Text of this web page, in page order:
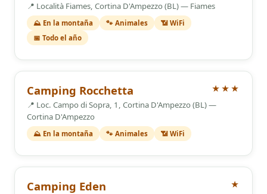
📍 Località Fiames, Cortina D'Ampezzo (BL) — Fiames
⛰️ En la montaña 🐾 Animales
📶 WiFi
📅 Todo el año
Camping Rocchetta ★★★
3 Estrellas
📍 Loc. Campo di Sopra, 1, Cortina D'Ampezzo (BL) —
Cortina D'Ampezzo
⛰️ En la montaña 🐾 Animales 📶 WiFi
Camping Eden ★
1 Estrellas